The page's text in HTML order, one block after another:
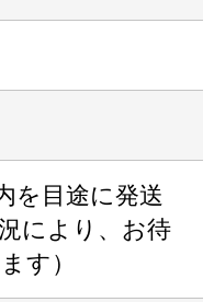
を目途に発送
により、お待
す）